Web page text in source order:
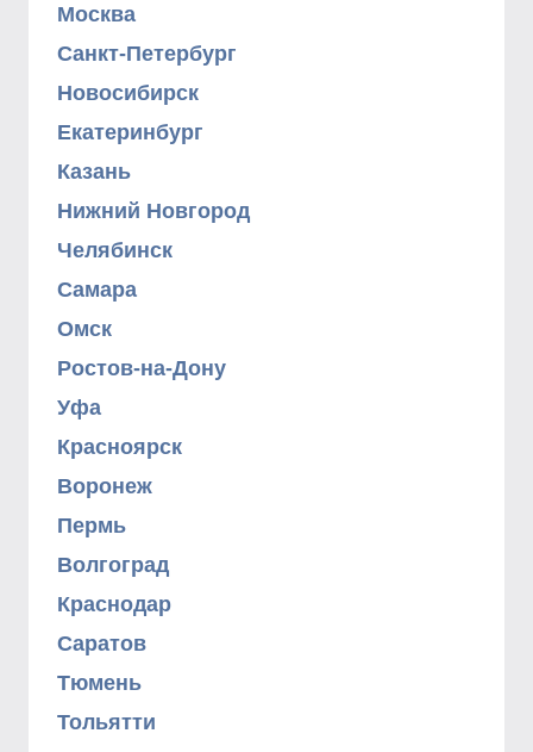
Москва
Санкт-Петербург
Новосибирск
Екатеринбург
Казань
Нижний Новгород
Челябинск
Самара
Омск
Ростов-на-Дону
Уфа
Красноярск
Воронеж
Пермь
Волгоград
Краснодар
Саратов
Тюмень
Тольятти